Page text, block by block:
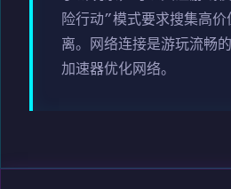
险行动”模式要求搜集高
离。网络连接是游玩流畅
加速器优化网络。